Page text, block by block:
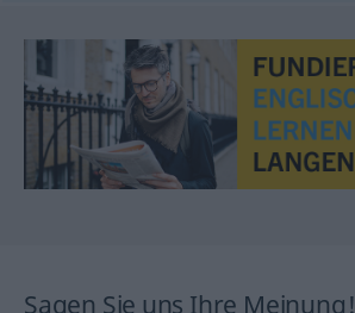
Sagen Sie uns Ihre Meinung!